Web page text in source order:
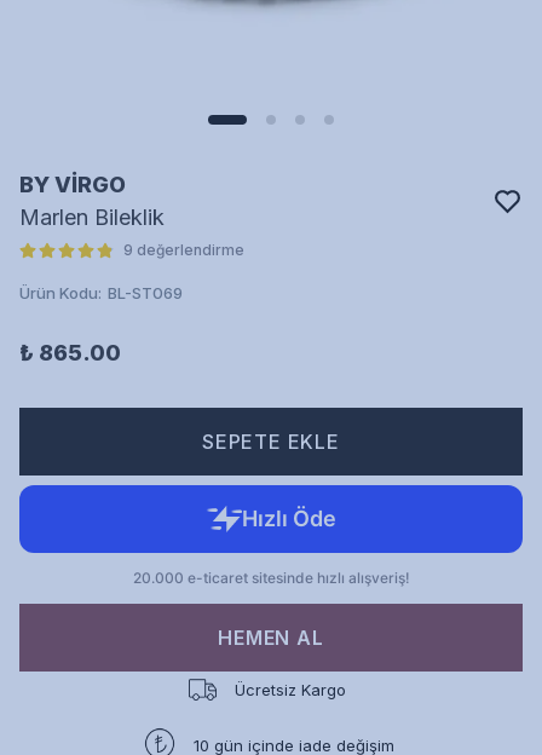
BY VİRGO
Marlen Bileklik
9 değerlendirme
Ürün Kodu: BL-ST069
₺ 865.00
SEPETE EKLE
HEMEN AL
Ücretsiz Kargo
10 gün içinde iade değişim